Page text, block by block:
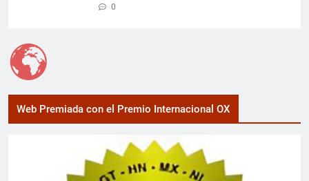
0
Web Premiada con el Premio Internacional OX